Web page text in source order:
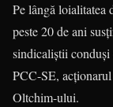
Pe lângă loialitatea
peste 20 de ani
sindicaliștii
PCC-SE,
Oltchim-ului.